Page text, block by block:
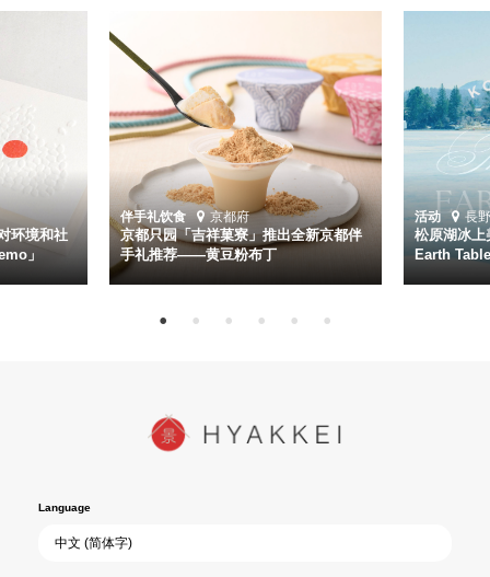
环境和社
」
伴手礼饮食 京都府
京都只园「吉祥菓寮」推出全新京都伴
手礼推荐——黄豆粉布丁
活动 長
松原湖冰
Earth
Language